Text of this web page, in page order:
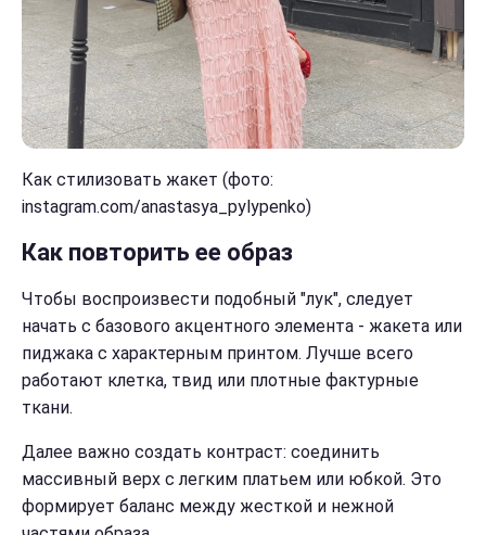
Как стилизовать жакет (фото:
instagram.com/anastasya_pylypenko)
Как повторить ее образ
Чтобы воспроизвести подобный "лук", следует
начать с базового акцентного элемента - жакета или
пиджака с характерным принтом. Лучше всего
работают клетка, твид или плотные фактурные
ткани.
Далее важно создать контраст: соединить
массивный верх с легким платьем или юбкой. Это
формирует баланс между жесткой и нежной